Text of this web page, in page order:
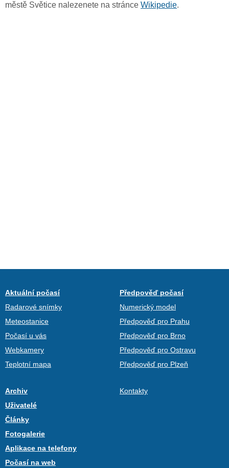
městě Světice nalezenete na stránce Wikipedie.
Aktuální počasí
Radarové snímky
Meteostanice
Počasí u vás
Webkamery
Teplotní mapa
Předpověď počasí
Numerický model
Předpověď pro Prahu
Předpověď pro Brno
Předpověď pro Ostravu
Předpověď pro Plzeň
Archiv
Uživatelé
Články
Fotogalerie
Aplikace na telefony
Počasí na web
Kontakty